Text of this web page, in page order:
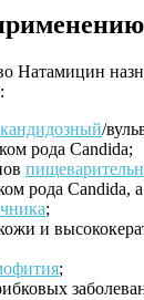
Натамицин
/
рода Candida;
рода Candida,
;
и
;